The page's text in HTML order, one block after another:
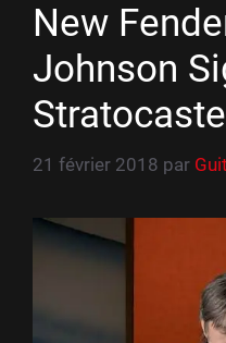
New
Johnson
21 février 2018 par